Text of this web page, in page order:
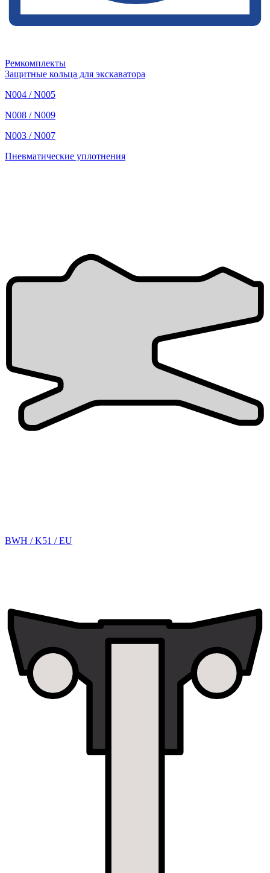
Ремкомплекты
Защитные кольца для экскаватора
N004 / N005
N008 / N009
N003 / N007
Пневматические уплотнения
BWH / K51 / EU